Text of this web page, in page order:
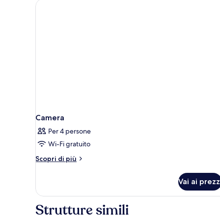
Camera
Per 4 persone
Wi-Fi gratuito
Scopri di più
Altri
Vai ai
Strutture simili